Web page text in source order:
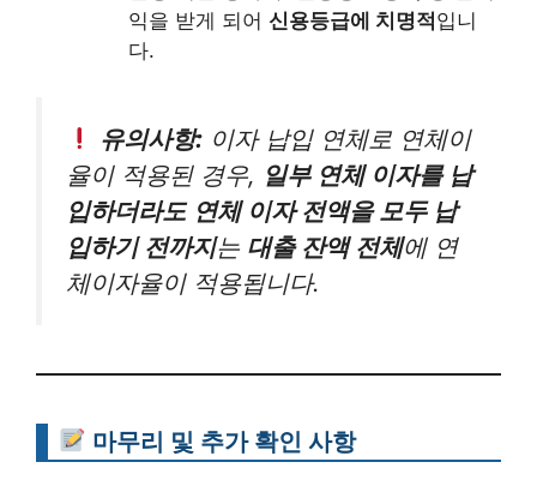
익을 받게 되어 신용등급에 치명적 입니
다.
유의사항: 이자 납입 연체로 연체이
율이 적용된 경우, 일부 연체 이자를 납
입하더라도 연체 이자 전액을 모두 납
입하기 전까지는 대출 잔액 전체에 연
체이자율이 적용됩니다.
마무리 및 추가 확인 사항